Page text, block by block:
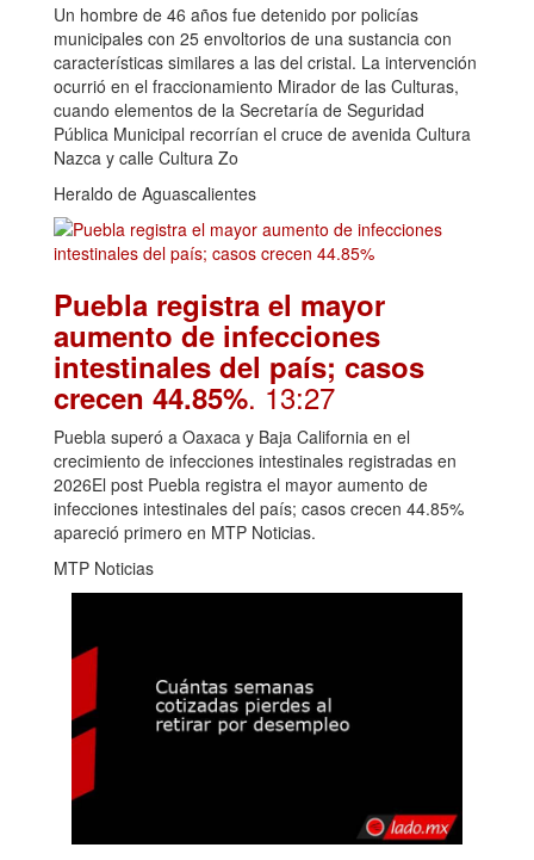
Un hombre de 46 años fue detenido por policías
municipales con 25 envoltorios de una sustancia con
características similares a las del cristal. La intervención
ocurrió en el fraccionamiento Mirador de las Culturas,
cuando elementos de la Secretaría de Seguridad
Pública Municipal recorrían el cruce de avenida Cultura
Nazca y calle Cultura Zo
Heraldo de Aguascalientes
Puebla registra el mayor
aumento de infecciones
intestinales del país; casos
crecen 44.85%. 13:27
Puebla superó a Oaxaca y Baja California en el
crecimiento de infecciones intestinales registradas en
2026El post Puebla registra el mayor aumento de
infecciones intestinales del país; casos crecen 44.85%
apareció primero en MTP Noticias.
MTP Noticias